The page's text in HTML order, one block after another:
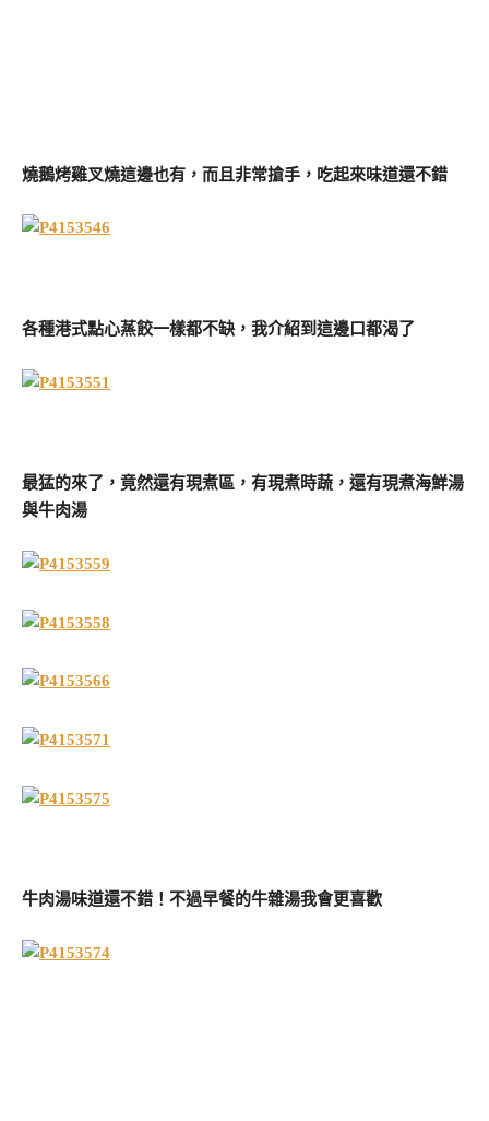
燒鵝烤雞叉燒這邊也有，而且非常搶手，吃起來味道還不錯
各種港式點心蒸餃一樣都不缺，我介紹到這邊口都渴了
最猛的來了，竟然還有現煮區，有現煮時蔬，還有現煮海鮮湯
與牛肉湯
牛肉湯味道還不錯！不過早餐的牛雜湯我會更喜歡